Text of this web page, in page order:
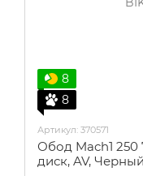
8
8
Артикул: 370571
Обод Mach1 250
диск, AV,